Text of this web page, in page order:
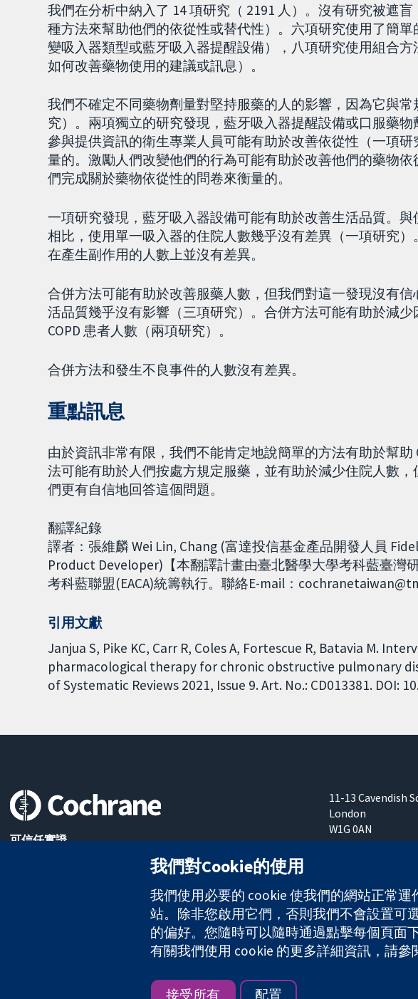
我們在分析中納入了 14 項研究（ 2191 人）。沒有研究被遮
種方法來幫助他們的依從性或替代性）。六項研究使用了簡
變吸入器類型或藍牙吸入器提醒設備），八項研究使用組合
如何改善藥物使用的建議或訊息）。
我們不確定不同藥物劑量對堅持服藥的人的影響，因為它與
究）。兩項獨立的研究發現，藍牙吸入器提醒設備或口服藥物
參與提供資訊的衛生專業人員可能有助於改善依從性（一項
量的。激勵人們改變他們的行為可能有助於改善他們的藥物
們完成關於藥物依從性的問卷來衡量的。
一項研究發現，藍牙吸入器設備可能有助於改善生活品質。
相比，使用單一吸入器的住院人數幾乎沒有差異（一項研究
在產生副作用的人數上並沒有差異。
合併方法可能有助於改善服藥人數，但我們對這一發現沒有
活品質幾乎沒有影響（三項研究）。合併方法可能有助於減少
COPD 患者人數（兩項研究）。
合併方法和發生不良事件的人數沒有差異。
重點訊息
由於資訊非常有限，我們不能肯定地說簡單的方法有助於幫助
法可能有助於人們按處方規定服藥，並有助於減少住院人數
們更有自信地回答這個問題。
翻譯紀錄
譯者：張維麟 Wei Lin, Chang (富達投信基金產品開發人員
Product Developer)【本翻譯計畫由臺北醫學大學考科藍臺灣
考科藍聯盟(EACA)統籌執行。聯絡E-mail：
引用文獻
Janjua S, Pike KC, Carr R, Coles A, Fortescue R, Batavia M.
pharmacological therapy for chronic obstructive pulmonary
of Systematic Reviews 2021, Issue 9. Art. No.: CD013381. DOI:
可信任實證
11-13 Cavendish
London
W1G 0AN
United Kingdom
The Cochrane Collaboration is a charity (no. 1045921) and a company limited by
版權所有 © 2026 The Cochrane Collaboration
我們對Cookie的使用
我們使用必要的 cookie 使我們的網站正常
站。除非您啟用它們，否則我們不會設置可
的偏好。您隨時可以隨時通過點擊每個頁面
有關我們使用 cookie 的更多詳細資訊，請參
接受所有 配置